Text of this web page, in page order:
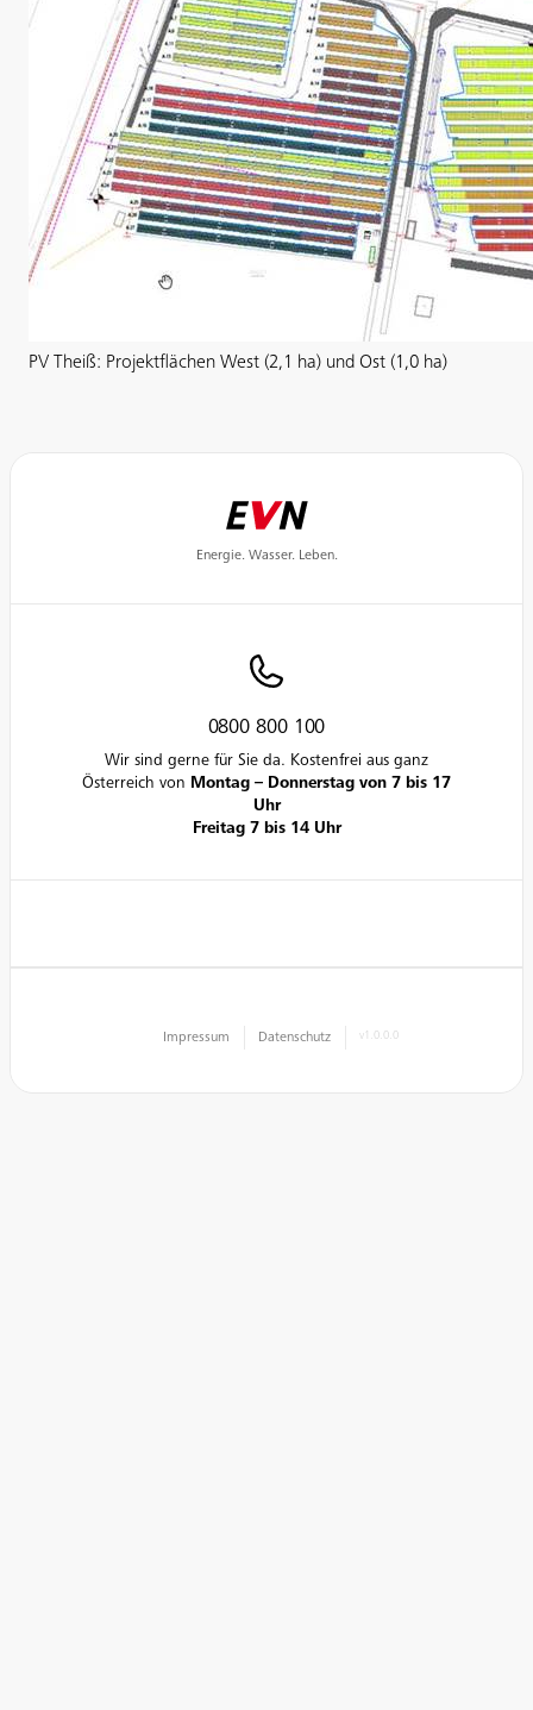
PV Theiß: Projektflächen West (2,1 ha) und Ost (1,0 ha)
Energie. Wasser. Leben.
0800 800 100
Wir sind gerne für Sie da. Kostenfrei aus ganz
Österreich von Montag – Donnerstag von 7 bis 17
Uhr
Freitag 7 bis 14 Uhr
Impressum Datenschutz v1.0.0.0